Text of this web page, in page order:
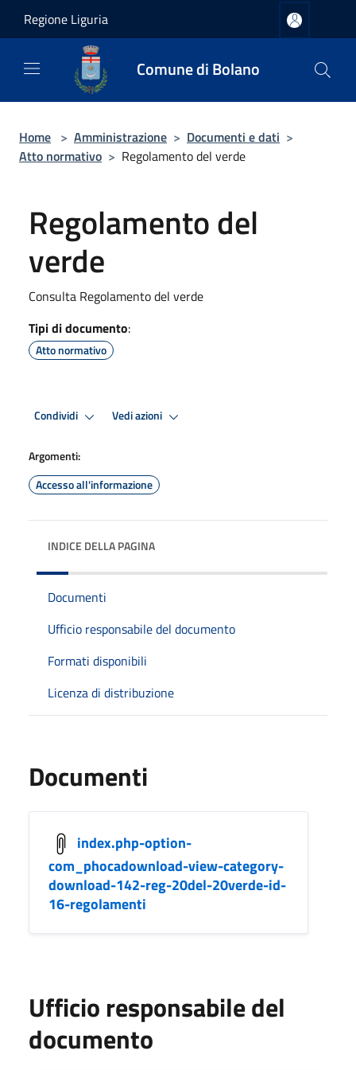
Regione Liguria
Comune di Bolano
Home > Amministrazione > Documenti e dati >
Atto normativo > Regolamento del verde
Regolamento del
verde
Consulta Regolamento del verde
Tipi di documento:
Atto normativo
Condividi Vedi azioni
Argomenti:
Accesso all'informazione
INDICE DELLA PAGINA
Documenti
Ufficio responsabile del documento
Formati disponibili
Licenza di distribuzione
Documenti
index.php-option-
com_phocadownload-view-category-
download-142-reg-20del-20verde-id-
16-regolamenti
Ufficio responsabile del
documento